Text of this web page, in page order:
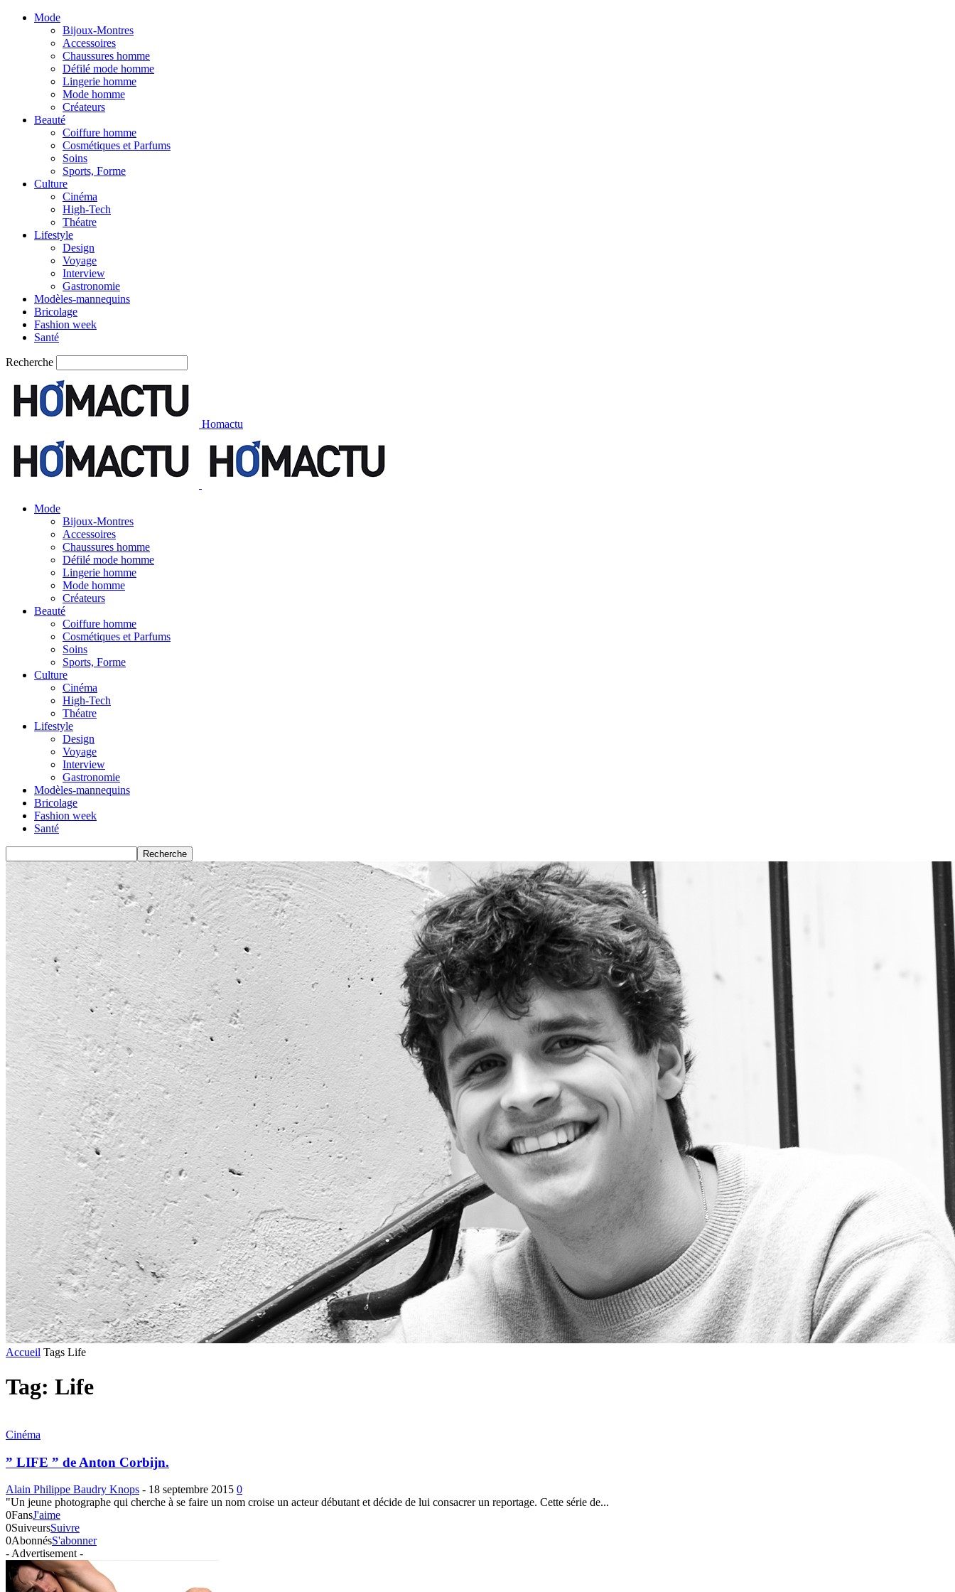
Mode
Bijoux-Montres
Accessoires
Chaussures homme
Défilé mode homme
Lingerie homme
Mode homme
Créateurs
Beauté
Coiffure homme
Cosmétiques et Parfums
Soins
Sports, Forme
Culture
Cinéma
High-Tech
Théatre
Lifestyle
Design
Voyage
Interview
Gastronomie
Modèles-mannequins
Bricolage
Fashion week
Santé
Recherche
Homactu
Mode
Bijoux-Montres
Accessoires
Chaussures homme
Défilé mode homme
Lingerie homme
Mode homme
Créateurs
Beauté
Coiffure homme
Cosmétiques et Parfums
Soins
Sports, Forme
Culture
Cinéma
High-Tech
Théatre
Lifestyle
Design
Voyage
Interview
Gastronomie
Modèles-mannequins
Bricolage
Fashion week
Santé
Accueil Tags Life
Tag: Life
Cinéma
” LIFE ” de Anton Corbijn.
Alain Philippe Baudry Knops - 18 septembre 2015 0
"Un jeune photographe qui cherche à se faire un nom croise un acteur débutant et décide de lui consacrer un reportage. Cette série de...
0FansJ'aime
0SuiveursSuivre
0AbonnésS'abonner
- Advertisement -